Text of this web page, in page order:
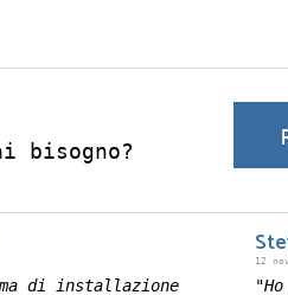
bisogno?
di installazione
12